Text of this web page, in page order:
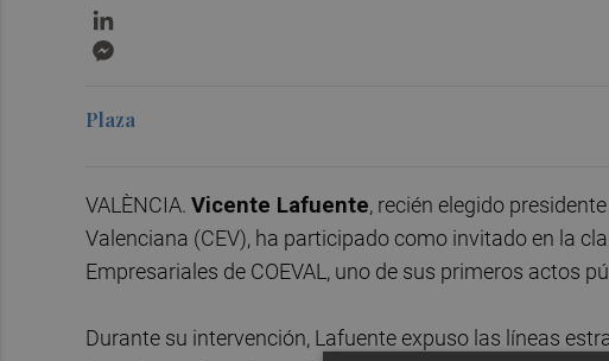
Plaza
VALÈNCIA. Vicente Lafuente, recién elegido
Valenciana (CEV), ha participado como invitado en la
Empresariales de COEVAL, uno de sus primeros actos
Durante su intervención, Lafuente expuso las líneas